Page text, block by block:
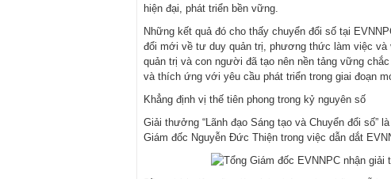
hiện đại, phát triển bền vững.
Những kết quả đó cho thấy chuyển đổi số tại
đổi mới về tư duy quản trị, phương thức làm việc và
quản trị và con người đã tạo nên nền tảng vững
và thích ứng với yêu cầu phát triển trong giai đoạn
Khẳng định vị thế tiên phong trong kỷ nguyên số
Giải thưởng “Lãnh đạo Sáng tạo và Chuyển đổi số”
Giám đốc Nguyễn Đức Thiện trong việc dẫn dắt